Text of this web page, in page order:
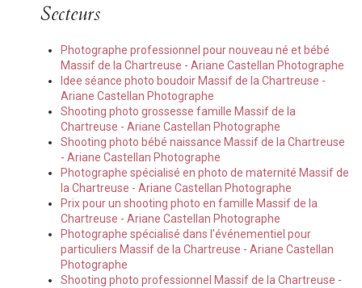
Secteurs
Photographe professionnel pour nouveau né et bébé
Massif de la Chartreuse - Ariane Castellan Photographe
Idee séance photo boudoir Massif de la Chartreuse -
Ariane Castellan Photographe
Shooting photo grossesse famille Massif de la
Chartreuse - Ariane Castellan Photographe
Shooting photo bébé naissance Massif de la Chartreuse
- Ariane Castellan Photographe
Photographe spécialisé en photo de maternité Massif de
la Chartreuse - Ariane Castellan Photographe
Prix pour un shooting photo en famille Massif de la
Chartreuse - Ariane Castellan Photographe
Photographe spécialisé dans l'événementiel pour
particuliers Massif de la Chartreuse - Ariane Castellan
Photographe
Shooting photo professionnel Massif de la Chartreuse -